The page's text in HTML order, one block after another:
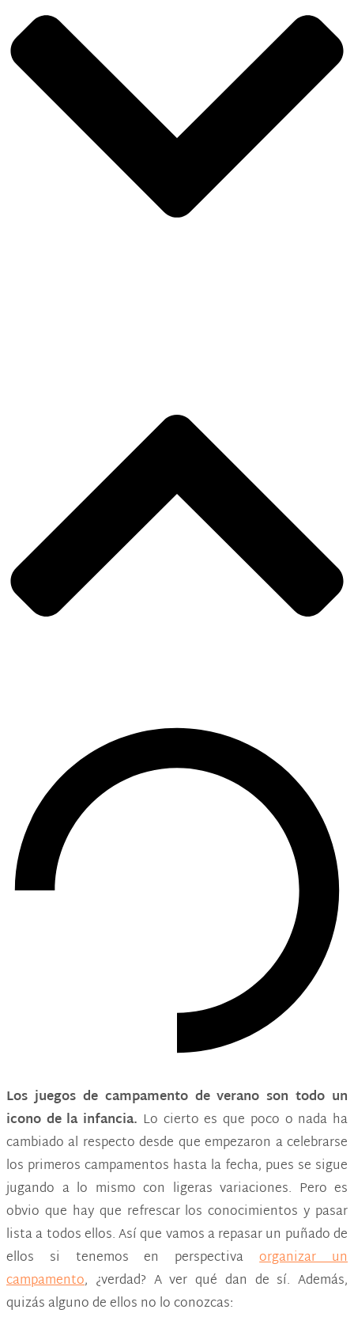
Los juegos de campamento de verano son todo un
icono de la infancia. Lo cierto es que poco o nada ha
cambiado al respecto desde que empezaron a celebrarse
los primeros campamentos hasta la fecha, pues se sigue
jugando a lo mismo con ligeras variaciones. Pero es
obvio que hay que refrescar los conocimientos y pasar
lista a todos ellos. Así que vamos a repasar un puñado de
ellos si tenemos en perspectivaorganizar un
campamento, ¿verdad? A ver qué dan de sí. Además,
quizás alguno de ellos no lo conozcas: